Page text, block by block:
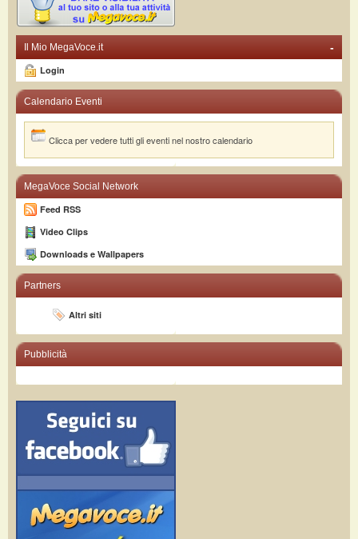
-
Il Mio MegaVoce.it
Login
Calendario Eventi
Clicca per vedere tutti gli eventi nel nostro calendario
MegaVoce Social Network
Feed RSS
Video Clips
Downloads e Wallpapers
Partners
Altri siti
Pubblicità